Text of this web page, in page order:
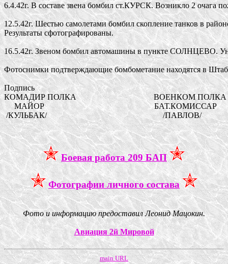
6.4.42г. В составе звена бомбил ст.КУРСК. Возникло 2 очага
12.5.42г. Шестью самолетами бомбил скопление танков в
Результаты сфотографированы.
16.5.42г. Звеном бомбил автомашины в пункте СОЛНЦЕВО.
Фотоснимки подтверждающие бомбометание находятся в
Подпись
КОМАДИР ПОЛКА                                      ВОЕНКОМ ПОЛКА
     МАЙОР                                                      БАТ.КОМИССАР
Боевая работа 209 БАП
Фотографии личного состава
Фото и информацию предоставил Леонид Мацокин.
Авиация 2й Мировой
main URL